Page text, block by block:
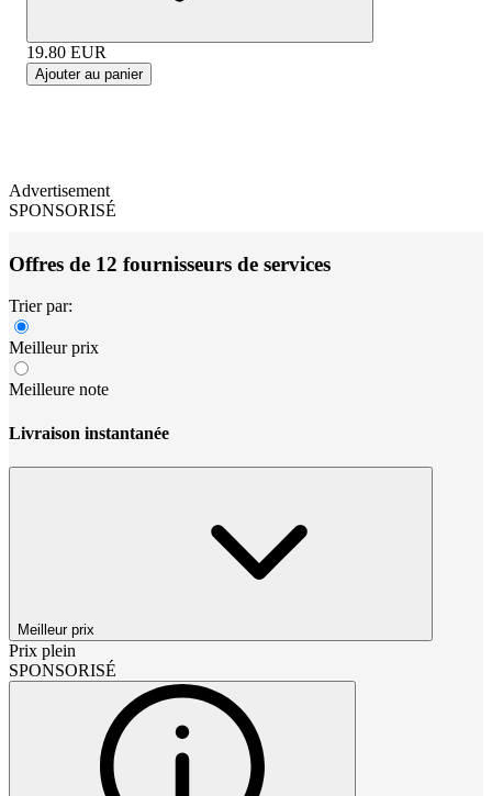
19.80 EUR
Ajouter au panier
Advertisement
SPONSORISÉ
Offres de 12 fournisseurs de services
Trier par:
Meilleur prix
Meilleure note
Livraison instantanée
Meilleur prix
Prix plein
SPONSORISÉ